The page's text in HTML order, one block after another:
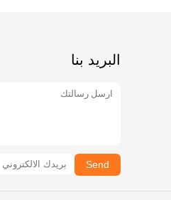
البريد بنا
Send